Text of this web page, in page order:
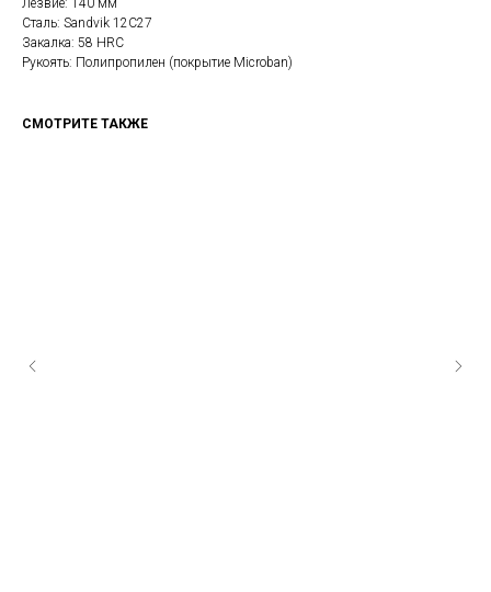
Лезвие: 140 мм
Сталь: Sandvik 12C27
Закалка: 58 HRC
Рукоять: Полипропилен (покрытие Microban)
СМОТРИТЕ ТАКЖЕ